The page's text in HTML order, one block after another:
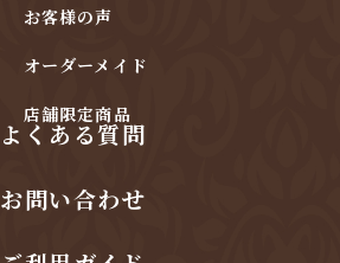
お客様の声
オーダーメイド
店舗限定商品
よくある質問
お問い合わせ